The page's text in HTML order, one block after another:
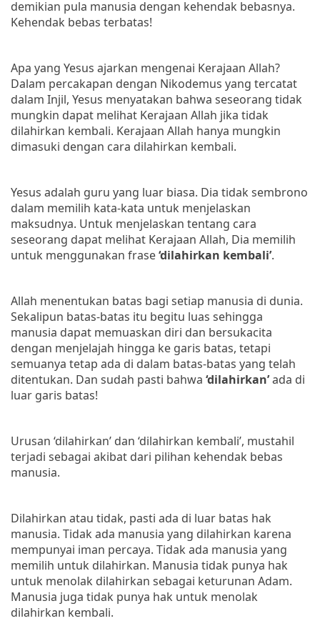
demikian pula manusia dengan kehendak bebasnya.
Kehendak bebas terbatas!
Apa yang Yesus ajarkan mengenai Kerajaan Allah?
Dalam percakapan dengan Nikodemus yang tercatat
dalam Injil, Yesus menyatakan bahwa seseorang tidak
mungkin dapat melihat Kerajaan Allah jika tidak
dilahirkan kembali. Kerajaan Allah hanya mungkin
dimasuki dengan cara dilahirkan kembali.
Yesus adalah guru yang luar biasa. Dia tidak sembrono
dalam memilih kata-kata untuk menjelaskan
maksudnya. Untuk menjelaskan tentang cara
seseorang dapat melihat Kerajaan Allah, Dia memilih
untuk menggunakan frase‘dilahirkan kembali’.
Allah menentukan batas bagi setiap manusia di dunia.
Sekalipun batas-batas itu begitu luas sehingga
manusia dapat memuaskan diri dan bersukacita
dengan menjelajah hingga ke garis batas, tetapi
semuanya tetap ada di dalam batas-batas yang telah
ditentukan. Dan sudah pasti bahwa ‘dilahirkan’ada di
luar garis batas!
Urusan ‘dilahirkan’ dan ‘dilahirkan kembali’, mustahil
terjadi sebagai akibat dari pilihan kehendak bebas
manusia.
Dilahirkan atau tidak, pasti ada di luar batas hak
manusia. Tidak ada manusia yang dilahirkan karena
mempunyai iman percaya. Tidak ada manusia yang
memilih untuk dilahirkan. Manusia tidak punya hak
untuk menolak dilahirkan sebagai keturunan Adam.
Manusia juga tidak punya hak untuk menolak
dilahirkan kembali.